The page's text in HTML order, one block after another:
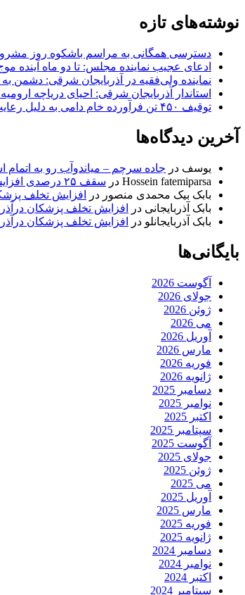
نوشته‌های تازه
دسترسی همگانی به مراسم باشکوه روز
ادعای عجیب نماینده مجلس: تا دو ماه آینده
نماینده ولی‌فقیه در آذربایجان شرقی: دشمن
استاندار آذربایجان شرقی: احیای دریاچه
توقیف ۴۵۰ تن فرآورده خام دامی به دلیل رعایت نکردن ضوابط بهداشتی
آخرین دیدگاه‌ها
یوسف در جاده سرچم – میاندوآب رو به اتمام
Hossein fatemiparsa در سقف ۲۵ درصدی افزایش اجاره‌بها در آذربایجان شرقی اجرا می‌شود
بابک بیک محمدی منصور در
افزایش تخلف
بابک آذربایجانی در
افزایش تخلف پزشکان
بابک آذربایجانلو در افزایش تخلف پزشکان
بایگانی‌ها
آگوست 2026
جولای 2026
ژوئن 2026
می 2026
آوریل 2026
مارس 2026
فوریه 2026
ژانویه 2026
دسامبر 2025
نوامبر 2025
اکتبر 2025
سپتامبر 2025
آگوست 2025
جولای 2025
ژوئن 2025
می 2025
آوریل 2025
مارس 2025
فوریه 2025
ژانویه 2025
دسامبر 2024
نوامبر 2024
اکتبر 2024
سپتامبر 2024